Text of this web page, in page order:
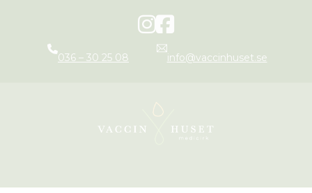
036 – 30 25 08 info@vaccinhuset.se